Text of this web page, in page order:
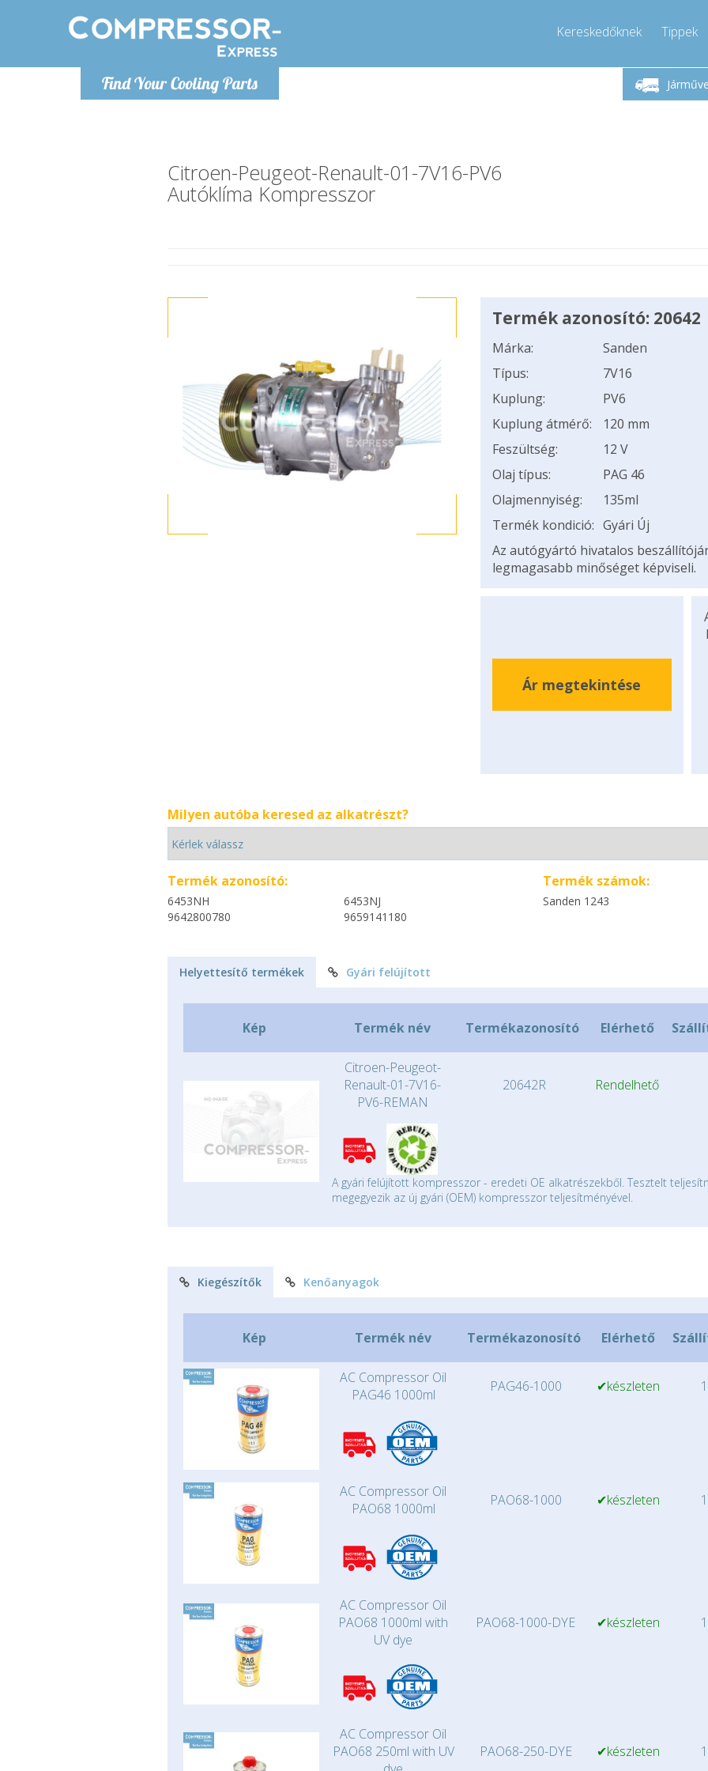
Find Your Cooling Parts
Kereskedőknek Tippek
Hétfő-Péntek 9-17
Hívjon!
Citroen-Peugeot-Renault-01-7V16-PV6
Autóklíma Kompresszor
Termék azonosító: 20642
Márka:
Sanden
Típus:
7V16
Kuplung:
PV6
Kuplung átmérő:
120 mm
Feszültség:
12 V
Olaj típus:
PAG 46
Olajmennyiség:
135ml
Termék kondició: Gyári Új
Az autógyártó hivatalos
legmagasabb minőséget képviseli.
Ár megtekintése
Milyen autóba keresed az alkatrészt?
Termék azonosító:
6453NH
6453NJ
9642800780
9659141180
Termék számok:
Sanden 1243
Helyettesítő termékek Gyári felújított
Kép Termék név Termékazonosító Elérhető
Citroen-Peugeot-
Renault-01-7V16-
PV6-REMAN
20642R Rendelhető
A gyári felújított kompresszor - eredeti OE alkatrészekből. Tesztelt
megegyezik az új gyári (OEM) kompresszor teljesítményével.
Kiegészítők Kenőanyagok
Kép Termék név Termékazonosító Elérhető
AC Compressor Oil
PAG46 1000ml
PAG46-1000 ✔készleten
AC Compressor Oil
PAO68 1000ml
PAO68-1000 ✔készleten
AC Compressor Oil
PAO68 1000ml with
UV dye
PAO68-1000-DYE ✔készleten
AC Compressor Oil
PAO68 250ml with UV
PAO68-250-DYE ✔készleten